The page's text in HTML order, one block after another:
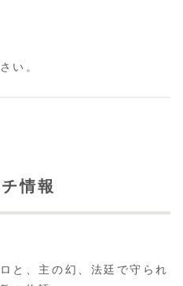
い。
情報
と、主の幻、法廷で守られ